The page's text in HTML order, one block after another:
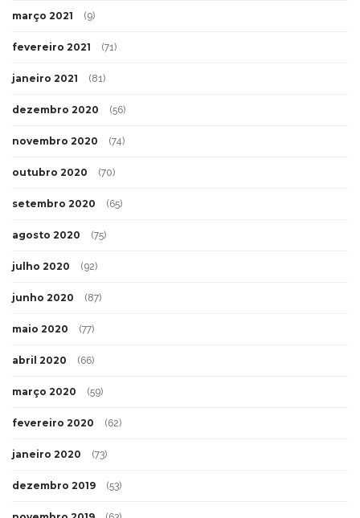
março 2021 (9)
fevereiro 2021 (71)
janeiro 2021 (81)
dezembro 2020 (56)
novembro 2020 (74)
outubro 2020 (70)
setembro 2020 (65)
agosto 2020 (75)
julho 2020 (92)
junho 2020 (87)
maio 2020 (77)
abril 2020 (66)
março 2020 (59)
fevereiro 2020 (62)
janeiro 2020 (73)
dezembro 2019 (53)